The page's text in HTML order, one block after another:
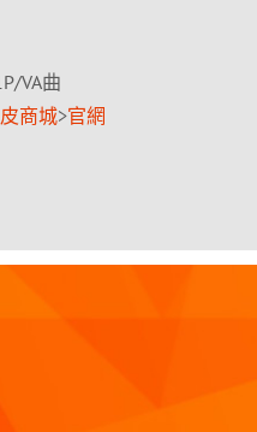
VA曲
商城>官網